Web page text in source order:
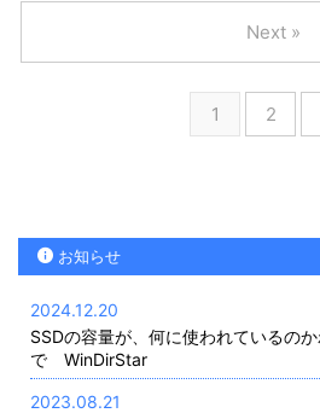
1 2
Next »
お知らせ
2024.12.20
SSDの容量が、何に使われているの
で WinDirStar
2023.08.21